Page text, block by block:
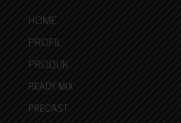
HOME
PROFIL
PRODUK
READY MIX
PRECAST